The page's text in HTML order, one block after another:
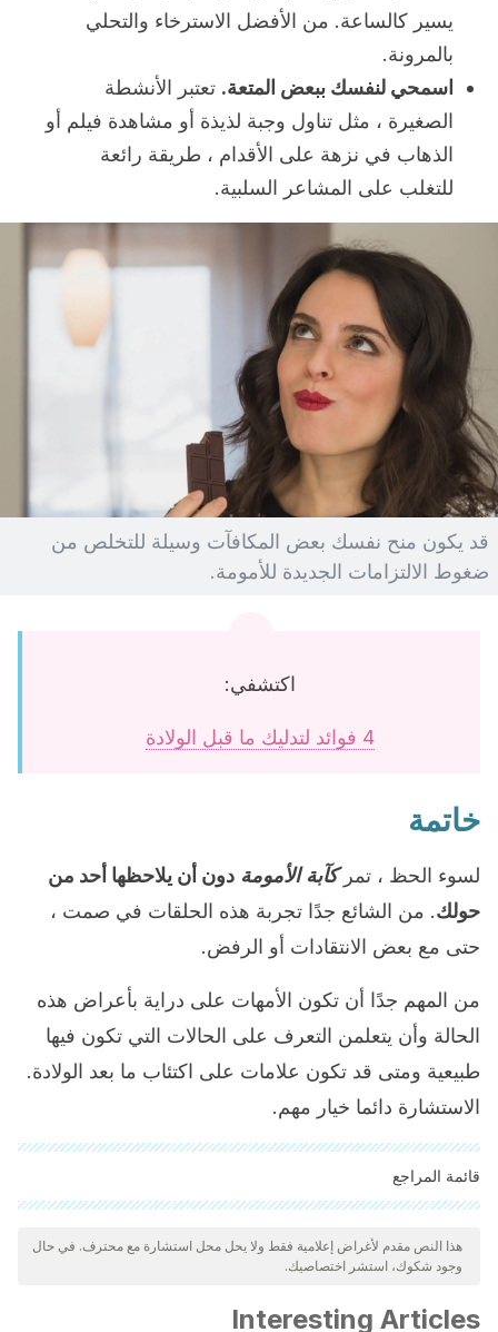
يسير كالساعة. من الأفضل الاسترخاء والتحلي
بالمرونة.
اسمحي لنفسك ببعض المتعة. تعتبر الأنشطة
الصغيرة ، مثل تناول وجبة لذيذة أو مشاهدة فيلم أو
الذهاب في نزهة على الأقدام ، طريقة رائعة
للتغلب على المشاعر السلبية.
قد يكون منح نفسك بعض المكافآت وسيلة للتخلص من
ضغوط الالتزامات الجديدة للأمومة.
اكتشفي:
4 فوائد لتدليك ما قبل الولادة
خاتمة
لسوء الحظ ، تمركآبة الأمومة دون أن يلاحظها أحد من
حولك. من الشائع جدًا تجربة هذه الحلقات في صمت ،
حتى مع بعض الانتقادات أو الرفض.
من المهم جدًا أن تكون الأمهات على دراية بأعراض هذه
الحالة وأن يتعلمن التعرف على الحالات التي تكون فيها
طبيعية ومتى قد تكون علامات على اكتئاب ما بعد الولادة.
الاستشارة دائما خيار مهم.
قائمة المراجع
"تمت مراجعة جميع المصادر المذكورة بعناية شديدة من قبل فريقنا
لضمان جودتها وموثوقيتها وتحديثها وصحتها. تم اعتبار الببليوغرافيا لهذه
المقالة موثوقة ودقيقة من الناحية الأكاديمية أو العلمية.
Iturrospe, C. V. A. G. (1997). Disforia posparto: analisis de
هذا النص مقدم لأغراض إعلامية فقط ولا يحل محل استشارة مع محترف. في حال
وجود شكوك، استشر اختصاصيك.
Interesting Articles